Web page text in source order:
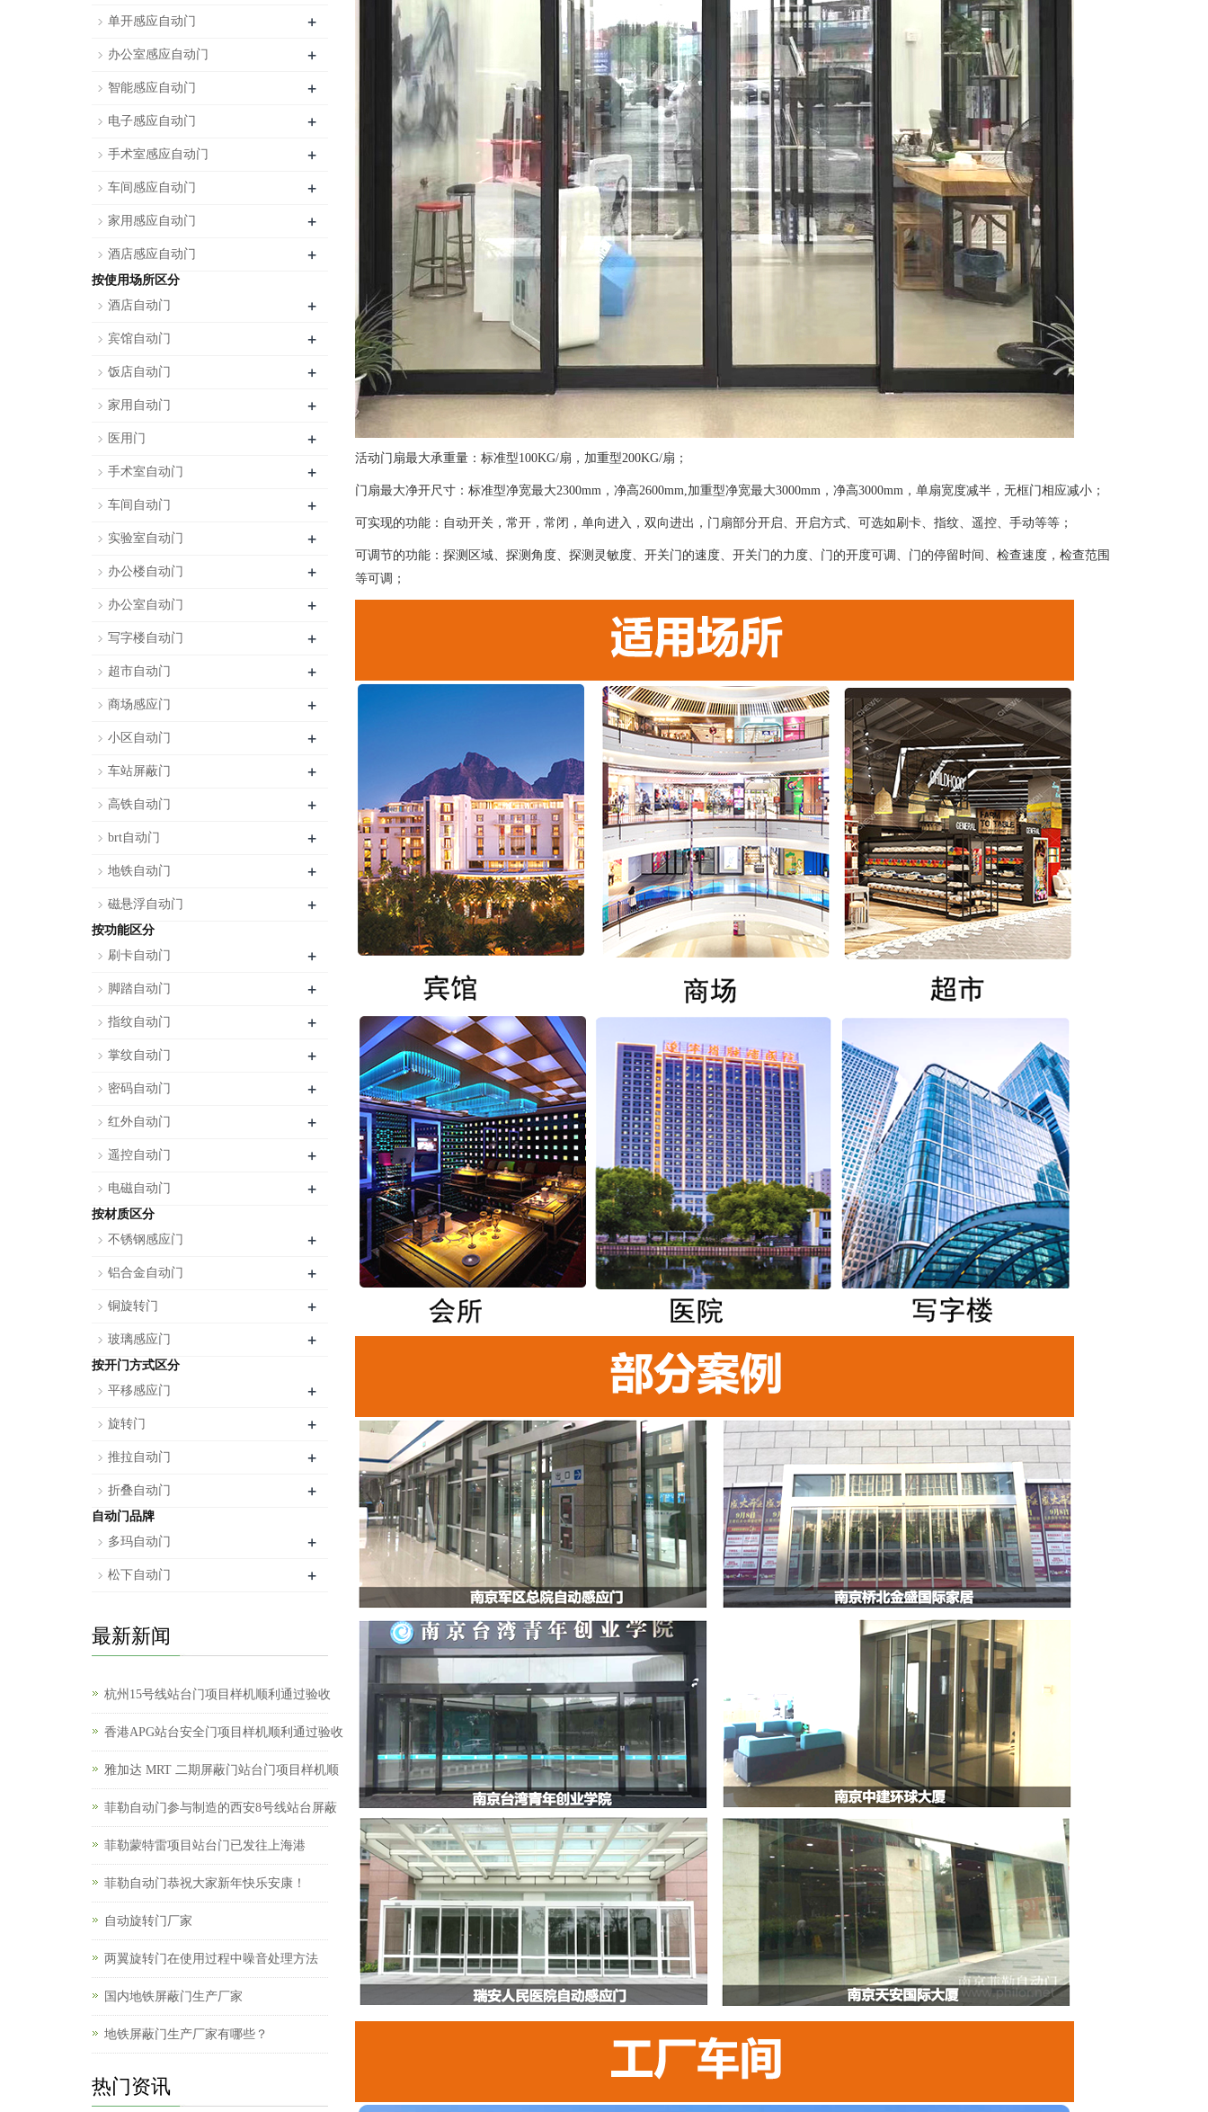
活动门扇最大承重量：标准型100KG/扇，加重型200KG/扇；
门扇最大净开尺寸：标准型净宽最大2300mm，净高2600mm,加重型净宽最大3000mm，净高3000mm，单扇宽度减半，无框门相应减小；
可实现的功能：自动开关，常开，常闭，单向进入，双向进出，门扇部分开启、开启方式、可选如刷卡、指纹、遥控、手动等等；
可调节的功能：探测区域、探测角度、探测灵敏度、开关门的速度、开关门的力度、门的开度可调、门的停留时间、检查速度，检查范围
等可调；
单开感应自动门 +
办公室感应自动门 +
智能感应自动门 +
电子感应自动门 +
手术室感应自动门 +
车间感应自动门 +
家用感应自动门 +
酒店感应自动门 +
按使用场所区分
酒店自动门
+
宾馆自动门 +
饭店自动门 +
家用自动门 +
医用门 +
手术室自动门 +
车间自动门 +
实验室自动门 +
办公楼自动门 +
办公室自动门 +
写字楼自动门 +
超市自动门 +
商场感应门 +
小区自动门 +
车站屏蔽门 +
高铁自动门 +
brt自动门 +
地铁自动门 +
磁悬浮自动门 +
按功能区分
刷卡自动门
+
脚踏自动门 +
指纹自动门 +
掌纹自动门 +
密码自动门 +
红外自动门 +
遥控自动门 +
电磁自动门 +
按材质区分
不锈钢感应门
+
铝合金自动门 +
铜旋转门 +
玻璃感应门 +
按开门方式区分
平移感应门
+
旋转门 +
推拉自动门 +
折叠自动门 +
自动门品牌
多玛自动门
+
松下自动门 +
最新新闻
杭州15号线站台门项目样机顺利通过验收
香港APG站台安全门项目样机顺利通过验收
雅加达 MRT 二期屏蔽门站台门项目样机顺
菲勒自动门参与制造的西安8号线站台屏蔽
菲勒蒙特雷项目站台门已发往上海港
菲勒自动门恭祝大家新年快乐安康！
自动旋转门厂家
两翼旋转门在使用过程中噪音处理方法
国内地铁屏蔽门生产厂家
地铁屏蔽门生产厂家有哪些？
热门资讯